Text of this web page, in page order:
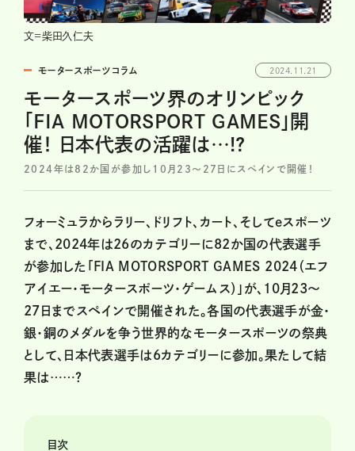
文=柴田久仁夫
モータースポーツコラム 2024.11.21
モータースポーツ界のオリンピック
「FIA MOTORSPORT GAMES」開
催！ 日本代表の活躍は…!?
2024年は82か国が参加し10月23～27日にスペインで開催！
フォーミュラからラリー、ドリフト、カート、そしてeスポーツ
まで、2024年は26のカテゴリーに82か国の代表選手
が参加した「FIA MOTORSPORT GAMES 2024（エフ
アイエー・モータースポーツ・ゲームス）」が、10月23～
27日までスペインで開催された。各国の代表選手が金・
銀・銅のメダルを争う世界的なモータースポーツの祭典
として、日本代表選手は6カテゴリーに参加。果たして結
果は……？
目次